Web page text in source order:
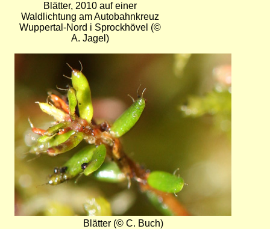
Blätter, 2010 auf einer
Waldlichtung am Autobahnkreuz
Wuppertal-Nord i Sprockhövel (©
A. Jagel)
Blätter (© C. Buch)